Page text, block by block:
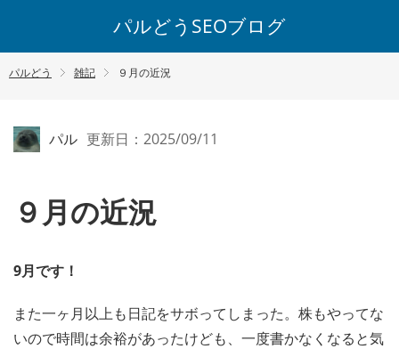
パルどうSEOブログ
パルどう 雑記 ９月の近況
パル 更新日：2025/09/11
９月の近況
9月です！
また一ヶ月以上も日記をサボってしまった。株もやってな
いので時間は余裕があったけども、一度書かなくなると気